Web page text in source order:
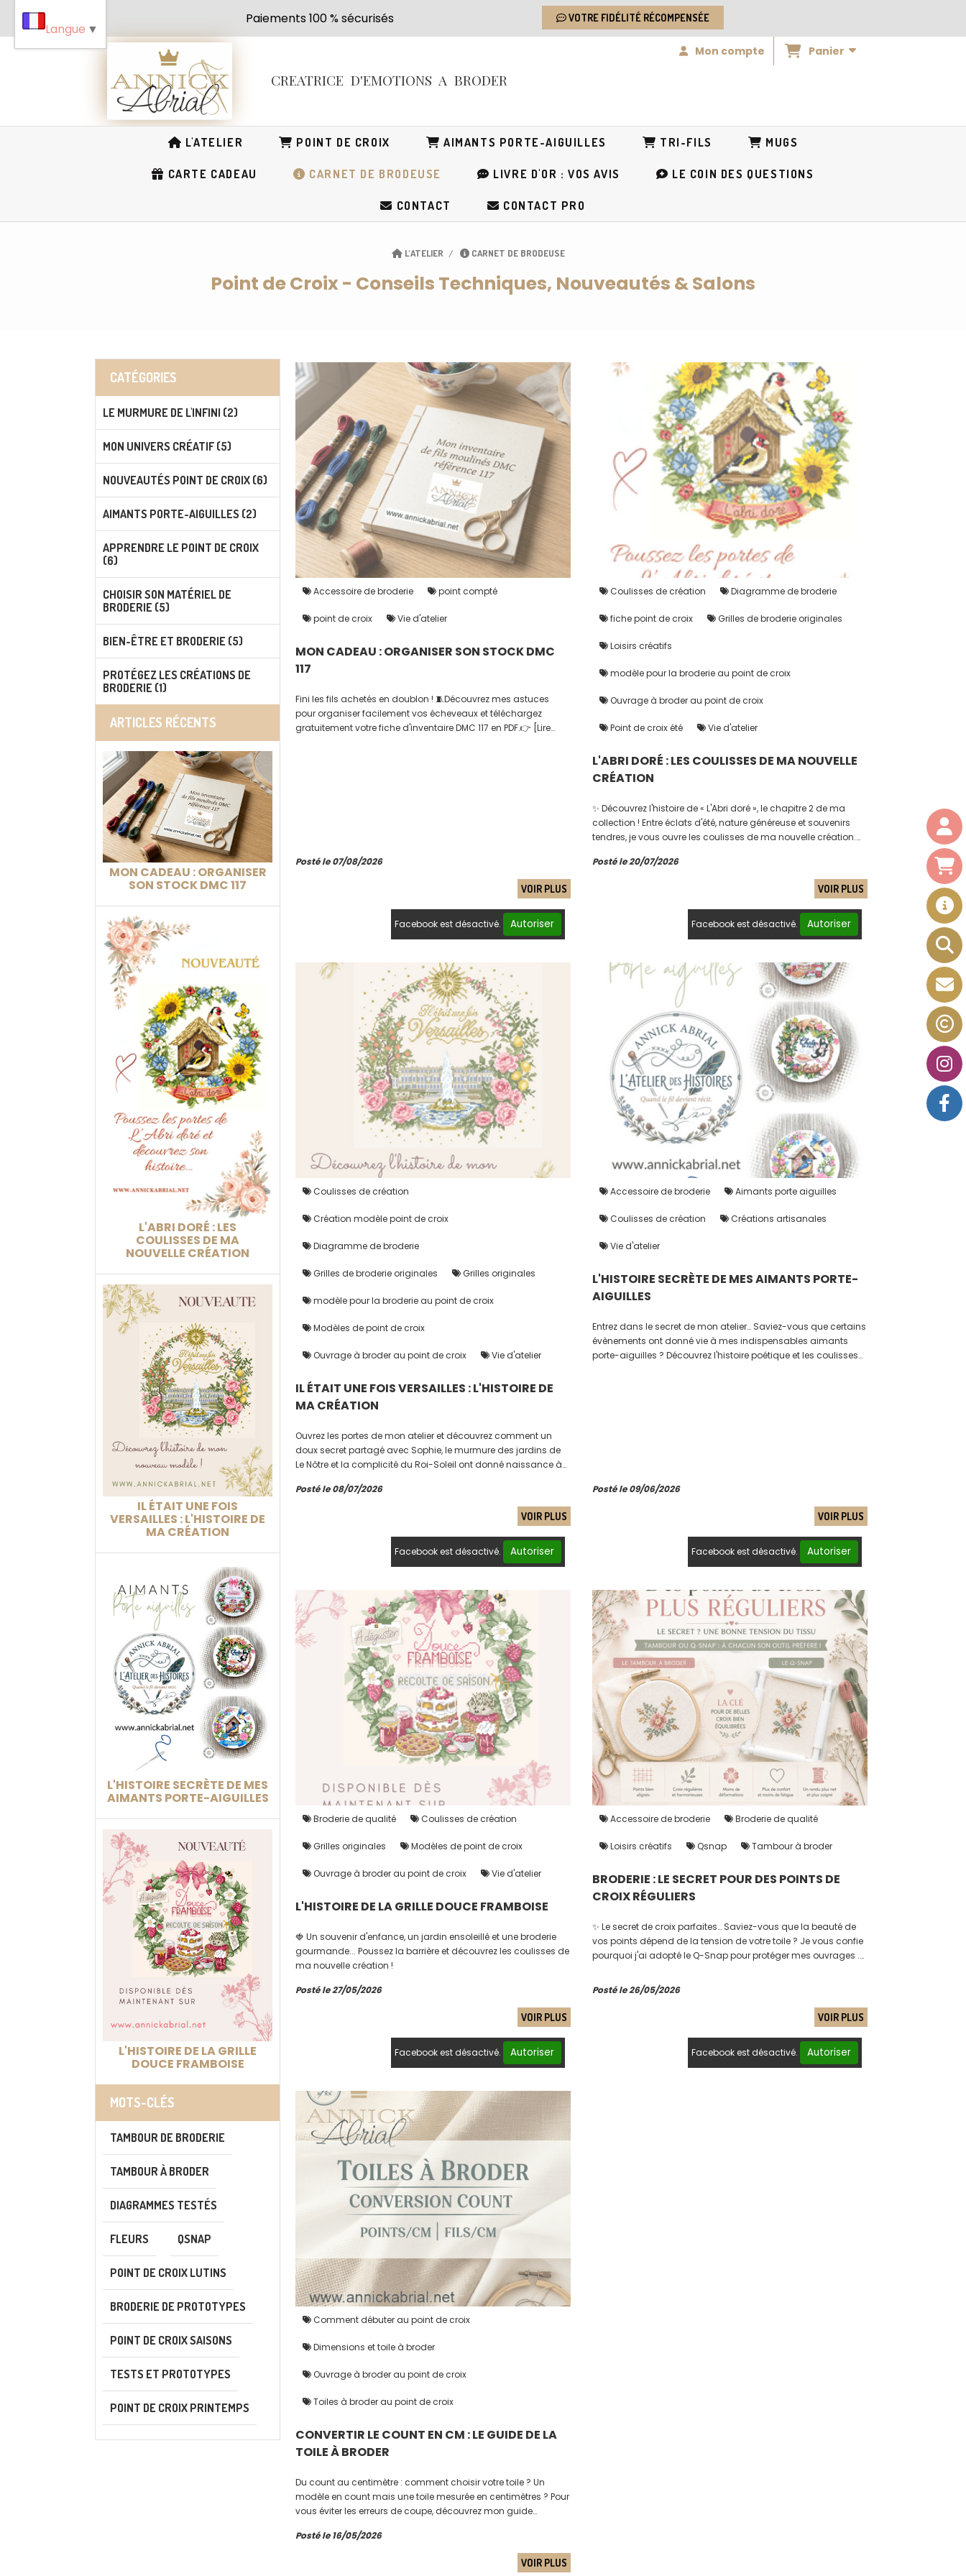
Paiements 100 % sécurisés VOTRE FIDÉLITÉ RÉCOMPENSÉE
CREATRICE D'EMOTIONS A BRODER
Mon compte Panier
L'ATELIER POINT DE CROIX AIMANTS PORTE-AIGUILLES TRI-FILS MUGS
CARTE CADEAU CARNET DE BRODEUSE LIVRE D'OR : VOS AVIS LE COIN DES QUESTIONS
CONTACT CONTACT PRO
L'ATELIER CARNET DE BRODEUSE
Point de Croix - Conseils Techniques, Nouveautés & Salons
MON CADEAU : ORGANISER SON STOCK DMC
117
Fini les fils achetés en doublon ! 🧵Découvrez mes astuces
pour organiser facilement vos écheveaux et téléchargez
gratuitement votre fiche d'inventaire DMC 117 en PDF.👉 [Lire
Posté le 07/08/2026
VOIR PLUS
Accessoire de broderie point compté
point de croix Vie d'atelier
Facebook est désactivé. Autoriser
L'ABRI DORÉ : LES COULISSES DE MA NOUVELLE
CRÉATION
✨ Découvrez l'histoire de « L'Abri doré », le chapitre 2 de ma
collection ! Entre éclats d'été, nature généreuse et souvenirs
tendres, je vous ouvre les coulisses de ma nouvelle création.
Posté le 20/07/2026
VOIR PLUS
Coulisses de création Diagramme de broderie
fiche point de croix Grilles de broderie originales
Loisirs créatifs
modèle pour la broderie au point de croix
Ouvrage à broder au point de croix
Point de croix été Vie d'atelier
Facebook est désactivé. Autoriser
IL ÉTAIT UNE FOIS VERSAILLES : L'HISTOIRE DE
MA CRÉATION
Ouvrez les portes de mon atelier et découvrez comment un
doux secret partagé avec Sophie, le murmure des jardins de
Le Nôtre et la complicité du Roi-Soleil ont donné naissance à
sa création...
Posté le 08/07/2026
VOIR PLUS
Coulisses de création
Création modèle point de croix
Diagramme de broderie
Grilles de broderie originales Grilles originales
modèle pour la broderie au point de croix
Modèles de point de croix
Ouvrage à broder au point de croix Vie d'atelier
Facebook est désactivé. Autoriser
L'HISTOIRE SECRÈTE DE MES AIMANTS PORTE-
AIGUILLES
Entrez dans le secret de mon atelier… Saviez-vous que certains
évènements ont donné vie à mes indispensables aimants
porte-aiguilles ? Découvrez l'histoire poétique et les coulisses
Posté le 09/06/2026
VOIR PLUS
Accessoire de broderie Aimants porte aiguilles
Coulisses de création Créations artisanales
Vie d'atelier
Facebook est désactivé. Autoriser
L'HISTOIRE DE LA GRILLE DOUCE FRAMBOISE
🍓 Un souvenir d'enfance, un jardin ensoleillé et une broderie
gourmande... Poussez la barrière et découvrez les coulisses de
ma nouvelle création !
Posté le 27/05/2026
VOIR PLUS
Broderie de qualité Coulisses de création
Grilles originales Modèles de point de croix
Ouvrage à broder au point de croix Vie d'atelier
Facebook est désactivé. Autoriser
BRODERIE : LE SECRET POUR DES POINTS DE
CROIX RÉGULIERS
✨ Le secret de croix parfaites… Saviez-vous que la beauté de
vos points dépend de la tension de votre toile ? Je vous confie
pourquoi j'ai adopté le Q-Snap pour protéger mes ouvrages .
Posté le 26/05/2026
VOIR PLUS
Accessoire de broderie Broderie de qualité
Loisirs créatifs Qsnap Tambour à broder
Facebook est désactivé. Autoriser
CONVERTIR LE COUNT EN CM : LE GUIDE DE LA
TOILE À BRODER
Du count au centimètre : comment choisir votre toile ? Un
modèle en count mais une toile mesurée en centimètres ? Pour
vous éviter les erreurs de coupe, découvrez mon guide
atelier.
Posté le 16/05/2026
VOIR PLUS
Comment débuter au point de croix
Dimensions et toile à broder
Ouvrage à broder au point de croix
Toiles à broder au point de croix
CATÉGORIES
LE MURMURE DE L'INFINI (2)
MON UNIVERS CRÉATIF (5)
NOUVEAUTÉS POINT DE CROIX (6)
AIMANTS PORTE-AIGUILLES (2)
APPRENDRE LE POINT DE CROIX
(6)
CHOISIR SON MATÉRIEL DE
BRODERIE (5)
BIEN-ÊTRE ET BRODERIE (5)
PROTÉGEZ LES CRÉATIONS DE
BRODERIE (1)
ARTICLES RÉCENTS
MON CADEAU : ORGANISER
SON STOCK DMC 117
L'ABRI DORÉ : LES
COULISSES DE MA
NOUVELLE CRÉATION
IL ÉTAIT UNE FOIS
VERSAILLES : L'HISTOIRE DE
MA CRÉATION
L'HISTOIRE SECRÈTE DE MES
AIMANTS PORTE-AIGUILLES
L'HISTOIRE DE LA GRILLE
DOUCE FRAMBOISE
MOTS-CLÉS
TAMBOUR DE BRODERIE
TAMBOUR À BRODER
DIAGRAMMES TESTÉS
FLEURS QSNAP
POINT DE CROIX LUTINS
BRODERIE DE PROTOTYPES
POINT DE CROIX SAISONS
TESTS ET PROTOTYPES
POINT DE CROIX PRINTEMPS
Langue ▼